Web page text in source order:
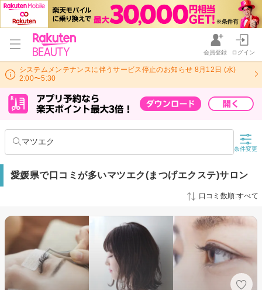
会員登録 ログイン
システムメンテナンスに伴うサービス停止のお知らせ 8月12日 (水)
2:00〜5:30
マツエク
条件変更
愛媛県で口コミが多いマツエク(まつげエクステ)サロン
口コミ数順:すべて